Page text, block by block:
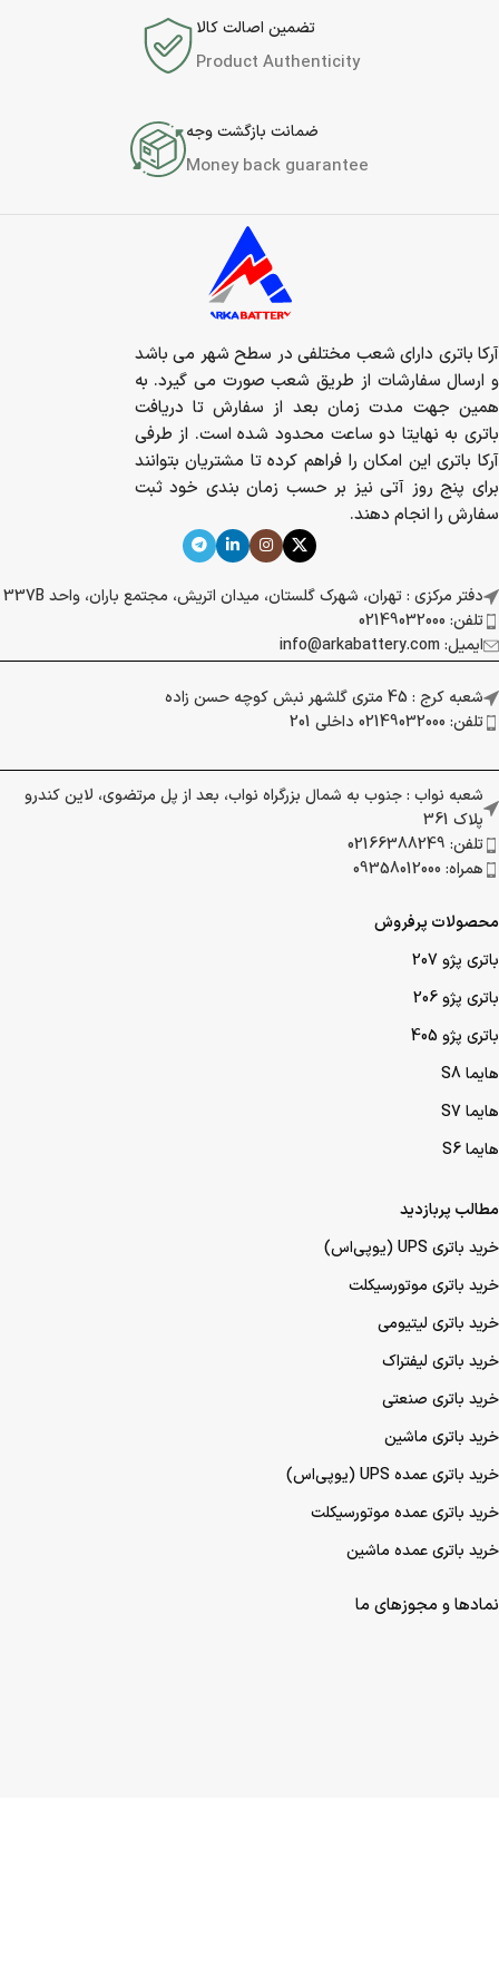
تضمین اصالت کالا
Product Authenticity
ضمانت بازگشت وجه
Money back guarantee
آرکا باتری دارای شعب مختلفی در سطح شهر می باشد
و ارسال سفارشات از طریق شعب صورت می گیرد. به
همین جهت مدت زمان بعد از سفارش تا دریافت
باتری به نهایتا دو ساعت محدود شده است. از طرفی
آرکا باتری این امکان را فراهم کرده تا مشتریان بتوانند
برای پنج روز آتی نیز بر حسب زمان بندی خود ثبت
سفارش را انجام دهند.
دفتر مرکزی : تهران، شهرک گلستان، میدان اتریش، مجتمع باران، واحد 337B
تلفن: 02149032000
ایمیل: info@arkabattery.com
شعبه کرج : 45 متری گلشهر نبش کوچه حسن زاده
تلفن: 02149032000 داخلی 201
شعبه نواب : جنوب به شمال بزرگراه نواب، بعد از پل مرتضوی، لاین کندرو
پلاک 361
تلفن: 02166388249
همراه: 09358012000
محصولات پرفروش
باتری پژو 207
باتری پژو 206
باتری پژو 405
هایما S8
هایما S7
هایما S6
مطالب پربازدید
خرید باتری UPS (یو‌پی‌اس)
خرید باتری موتورسیکلت
خرید باتری لیتیومی
خرید باتری لیفتراک
خرید باتری صنعتی
خرید باتری ماشین
خرید باتری عمده UPS (یو‌پی‌اس)
خرید باتری عمده موتورسیکلت
خرید باتری عمده ماشین
نمادها و مجوزهای ما